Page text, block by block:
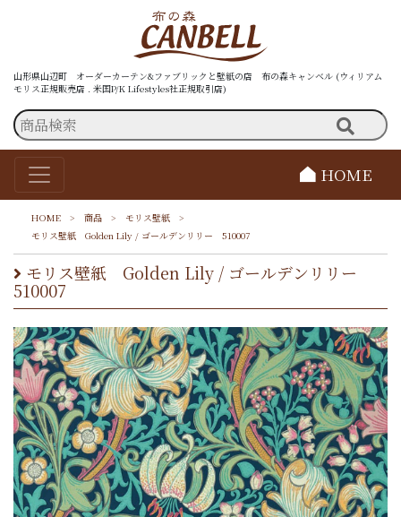
山形県山辺町 オーダーカーテン&ファブリックと壁紙の店 布の森キャンベル (ウィリアム
モリス正規販売店 . 米国P/K Lifestyles社正規取引店)
HOME
HOME > 商品 > モリス壁紙
>
モリス壁紙 Golden Lily / ゴールデンリリー 510007
モリス壁紙 Golden Lily / ゴールデンリリー
510007